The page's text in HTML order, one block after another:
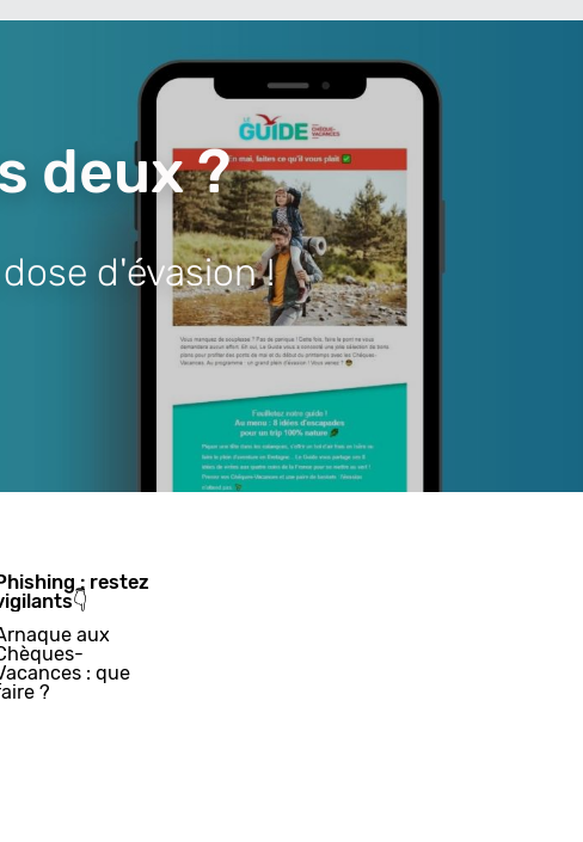
deux ?
d'évasion !
: restez
aux
: que
?